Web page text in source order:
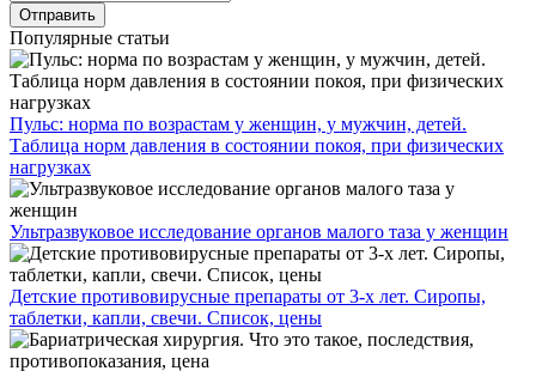
Популярные статьи
Пульс: норма по возрастам у женщин, у мужчин, детей.
Таблица норм давления в состоянии покоя, при физических
нагрузках
Ультразвуковое исследование органов малого таза у женщин
Детские противовирусные препараты от 3-х лет. Сиропы,
таблетки, капли, свечи. Список, цены